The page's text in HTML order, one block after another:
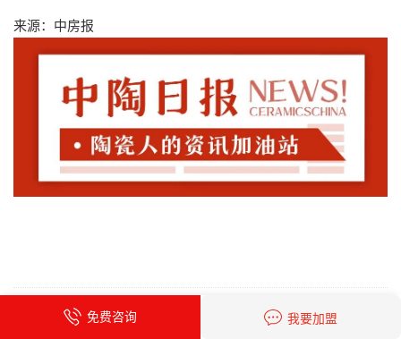
来源：中房报
责任编辑：刘思桃
免费咨询 我要加盟